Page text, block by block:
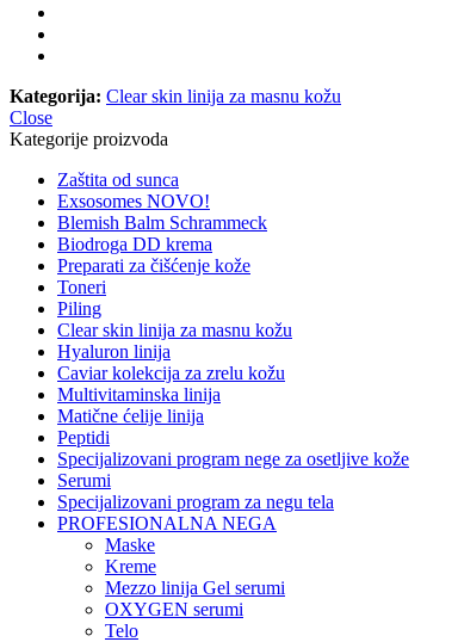
Kategorija: Clear skin linija za masnu kožu
Close
Kategorije proizvoda
Zaštita od sunca
Exsosomes NOVO!
Blemish Balm Schrammeck
Biodroga DD krema
Preparati za čišćenje kože
Toneri
Piling
Clear skin linija za masnu kožu
Hyaluron linija
Caviar kolekcija za zrelu kožu
Multivitaminska linija
Matične ćelije linija
Peptidi
Specijalizovani program nege za osetljive kože
Serumi
Specijalizovani program za negu tela
PROFESIONALNA NEGA
Maske
Kreme
Mezzo linija Gel serumi
OXYGEN serumi
Telo